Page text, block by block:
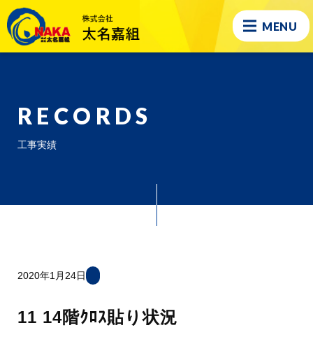
MENU
RECORDS
工事実績
2020年1月24日
11 14階ｸﾛｽ貼り状況